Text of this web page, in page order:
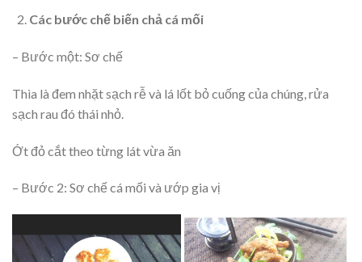
Các bước chế biến chả cá mối
– Bước một: Sơ chế
Thìa là đem nhặt sạch rễ và lá lốt bỏ cuống của chúng, rửa
sạch rau đó thái nhỏ.
Ớt đỏ cắt theo từng lát vừa ăn
– Bước 2: Sơ chế cá mối và ướp gia vị